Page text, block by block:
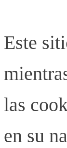
Este
las
en su